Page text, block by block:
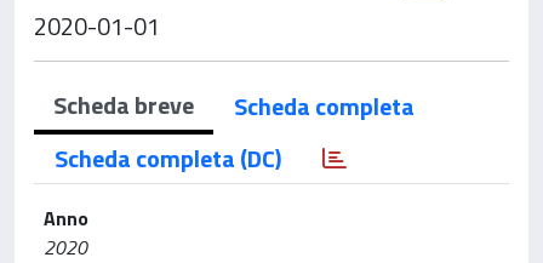
2020-01-01
Scheda breve
Scheda completa
Scheda completa (DC)
Anno
2020